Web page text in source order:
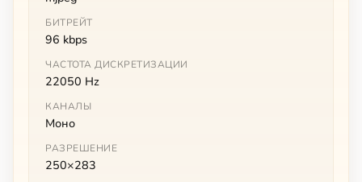
БИТРЕЙТ
96 kbps
ЧАСТОТА ДИСКРЕТИЗАЦИИ
22050 Hz
КАНАЛЫ
Моно
РАЗРЕШЕНИЕ
250×283